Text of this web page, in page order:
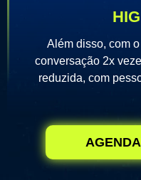
Além disso, com
conversação 2x
reduzida, com